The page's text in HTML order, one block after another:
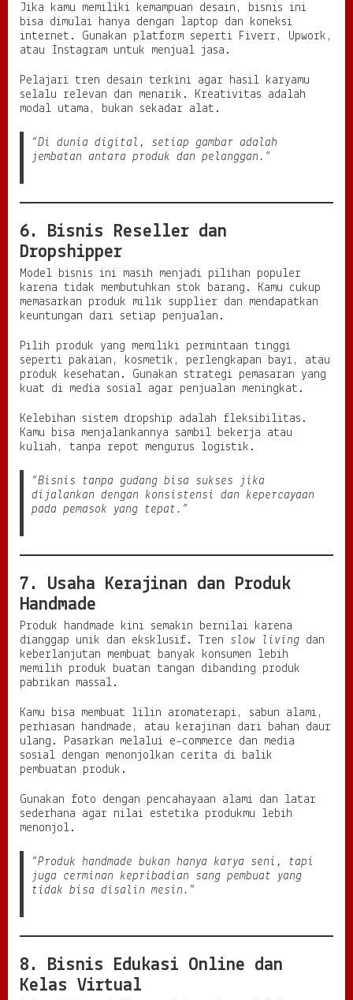
Jika kamu memiliki kemampuan desain, bisnis ini
bisa dimulai hanya dengan laptop dan koneksi
internet. Gunakan platform seperti Fiverr, Upwork,
atau Instagram untuk menjual jasa.
Pelajari tren desain terkini agar hasil karyamu
selalu relevan dan menarik. Kreativitas adalah
modal utama, bukan sekadar alat.
“Di dunia digital, setiap gambar adalah
jembatan antara produk dan pelanggan.”
6. Bisnis Reseller dan
Dropshipper
Model bisnis ini masih menjadi pilihan populer
karena tidak membutuhkan stok barang. Kamu cukup
memasarkan produk milik supplier dan mendapatkan
keuntungan dari setiap penjualan.
Pilih produk yang memiliki permintaan tinggi
seperti pakaian, kosmetik, perlengkapan bayi, atau
produk kesehatan. Gunakan strategi pemasaran yang
kuat di media sosial agar penjualan meningkat.
Kelebihan sistem dropship adalah fleksibilitas.
Kamu bisa menjalankannya sambil bekerja atau
kuliah, tanpa repot mengurus logistik.
“Bisnis tanpa gudang bisa sukses jika
dijalankan dengan konsistensi dan kepercayaan
pada pemasok yang tepat.”
7. Usaha Kerajinan dan Produk
Handmade
Produk handmade kini semakin bernilai karena
dianggap unik dan eksklusif. Tren slow living dan
keberlanjutan membuat banyak konsumen lebih
memilih produk buatan tangan dibanding produk
pabrikan massal.
Kamu bisa membuat lilin aromaterapi, sabun alami,
perhiasan handmade, atau kerajinan dari bahan daur
ulang. Pasarkan melalui e-commerce dan media
sosial dengan menonjolkan cerita di balik
pembuatan produk.
Gunakan foto dengan pencahayaan alami dan latar
sederhana agar nilai estetika produkmu lebih
menonjol.
“Produk handmade bukan hanya karya seni, tapi
juga cerminan kepribadian sang pembuat yang
tidak bisa disalin mesin.”
8. Bisnis Edukasi Online dan
Kelas Virtual